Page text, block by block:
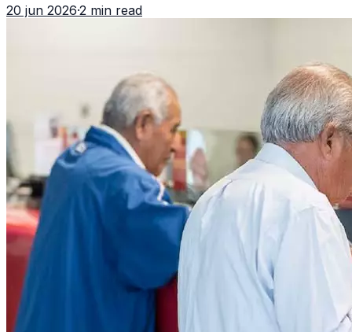
fallido con la administración anterior del Ministerio
20 jun 2026·2 min read